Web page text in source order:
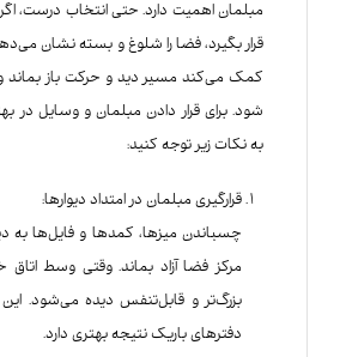
مبلمان اهمیت دارد. حتی انتخاب درست،
قرار بگیرد، فضا را شلوغ و بسته نشان
کمک می‌کند مسیر دید و حرکت باز بماند
شود. برای قرار دادن مبلمان و وسایل در
به نکات زیر توجه کنید:
قرارگیری مبلمان در امتداد دیوارها:
چسباندن میزها، کمدها و فایل‌ها به
مرکز فضا آزاد بماند. وقتی وسط اتاق
بزرگ‌تر و قابل‌تنفس‌ دیده می‌شود.
دفترهای باریک نتیجه بهتری دارد.